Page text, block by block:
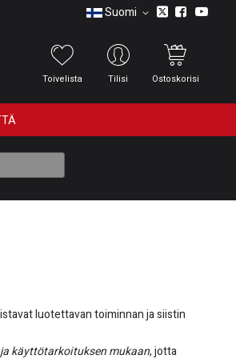
Suomi
Toivelista Tilisi Ostoskorisi
luotettavan toiminnan ja siistin
käyttötarkoituksen mukaan, jotta